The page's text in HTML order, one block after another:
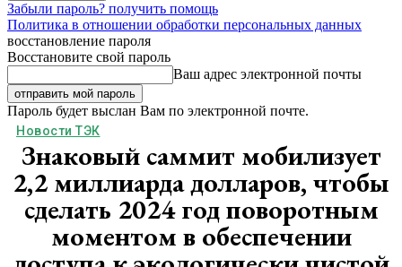
Забыли пароль? получить помощь
Политика в отношении обработки персональных данных
восстановление пароля
Восстановите свой пароль
Ваш адрес электронной почты
Пароль будет выслан Вам по электронной почте.
Новости ТЭК
Знаковый саммит мобилизует
2,2 миллиарда долларов, чтобы
сделать 2024 год поворотным
моментом в обеспечении